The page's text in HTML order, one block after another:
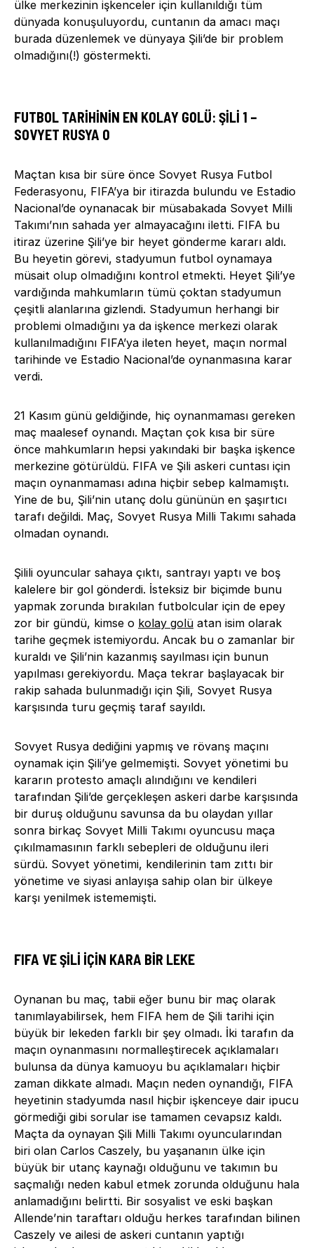
ülke merkezinin işkenceler için kullanıldığı tüm
dünyada konuşuluyordu, cuntanın da amacı maçı
burada düzenlemek ve dünyaya Şili’de bir problem
olmadığını(!) göstermekti.
FUTBOL TARIHININ EN KOLAY GOLÜ: ŞILI 1 –
SOVYET RUSYA 0
Maçtan kısa bir süre önce Sovyet Rusya Futbol
Federasyonu, FIFA’ya bir itirazda bulundu ve Estadio
Nacional’de oynanacak bir müsabakada Sovyet Milli
Takımı’nın sahada yer almayacağını iletti. FIFA bu
itiraz üzerine Şili’ye bir heyet gönderme kararı aldı.
Bu heyetin görevi, stadyumun futbol oynamaya
müsait olup olmadığını kontrol etmekti. Heyet Şili’ye
vardığında mahkumların tümü çoktan stadyumun
çeşitli alanlarına gizlendi. Stadyumun herhangi bir
problemi olmadığını ya da işkence merkezi olarak
kullanılmadığını FIFA’ya ileten heyet, maçın normal
tarihinde ve Estadio Nacional’de oynanmasına karar
verdi.
21 Kasım günü geldiğinde, hiç oynanmaması gereken
maç maalesef oynandı. Maçtan çok kısa bir süre
önce mahkumların hepsi yakındaki bir başka işkence
merkezine götürüldü. FIFA ve Şili askeri cuntası için
maçın oynanmaması adına hiçbir sebep kalmamıştı.
Yine de bu, Şili’nin utanç dolu gününün en şaşırtıcı
tarafı değildi. Maç, Sovyet Rusya Milli Takımı sahada
olmadan oynandı.
Şilili oyuncular sahaya çıktı, santrayı yaptı ve boş
kalelere bir gol gönderdi. İsteksiz bir biçimde bunu
yapmak zorunda bırakılan futbolcular için de epey
zor bir gündü, kimse o kolay golü atan isim olarak
tarihe geçmek istemiyordu. Ancak bu o zamanlar bir
kuraldı ve Şili’nin kazanmış sayılması için bunun
yapılması gerekiyordu. Maça tekrar başlayacak bir
rakip sahada bulunmadığı için Şili, Sovyet Rusya
karşısında turu geçmiş taraf sayıldı.
Sovyet Rusya dediğini yapmış ve rövanş maçını
oynamak için Şili’ye gelmemişti. Sovyet yönetimi bu
kararın protesto amaçlı alındığını ve kendileri
tarafından Şili’de gerçekleşen askeri darbe karşısında
bir duruş olduğunu savunsa da bu olaydan yıllar
sonra birkaç Sovyet Milli Takımı oyuncusu maça
çıkılmamasının farklı sebepleri de olduğunu ileri
sürdü. Sovyet yönetimi, kendilerinin tam zıttı bir
yönetime ve siyasi anlayışa sahip olan bir ülkeye
karşı yenilmek istememişti.
FIFA VE ŞILI IÇIN KARA BIR LEKE
Oynanan bu maç, tabii eğer bunu bir maç olarak
tanımlayabilirsek, hem FIFA hem de Şili tarihi için
büyük bir lekeden farklı bir şey olmadı. İki tarafın da
maçın oynanmasını normalleştirecek açıklamaları
bulunsa da dünya kamuoyu bu açıklamaları hiçbir
zaman dikkate almadı. Maçın neden oynandığı, FIFA
heyetinin stadyumda nasıl hiçbir işkenceye dair ipucu
görmediği gibi sorular ise tamamen cevapsız kaldı.
Maçta da oynayan Şili Milli Takımı oyuncularından
biri olan Carlos Caszely, bu yaşananın ülke için
büyük bir utanç kaynağı olduğunu ve takımın bu
saçmalığı neden kabul etmek zorunda olduğunu hala
anlamadığını belirtti. Bir sosyalist ve eski başkan
Allende’nin taraftarı olduğu herkes tarafından bilinen
Caszely ve ailesi de askeri cuntanın yaptığı